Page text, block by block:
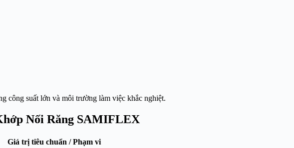
công suất lớn và môi trường làm việc khắc nghiệt.
Nối Răng SAMIFLEX
Giá trị tiêu chuẩn / Phạm vi